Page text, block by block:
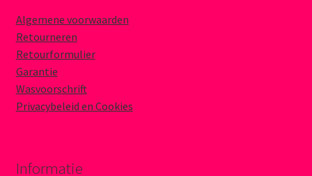
Algemene voorwaarden
Retourneren
Retourformulier
Garantie
Wasvoorschrift
Privacybeleid en Cookies
Informatie